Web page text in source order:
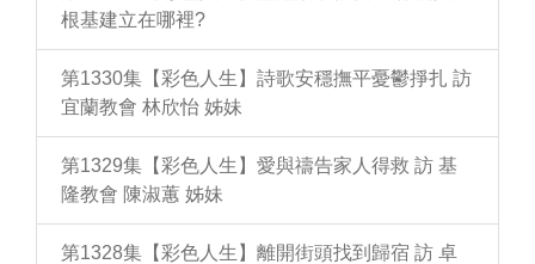
根基建立在哪裡?
第1330集【彩色人生】詩歌安穩撫平憂鬱掙扎 訪
宜蘭教會 林欣怡 姊妹
第1329集【彩色人生】愛與禱告家人得救 訪 基
隆教會 陳淑蕙 姊妹
第1328集【彩色人生】離開街頭找到歸宿 訪 卓